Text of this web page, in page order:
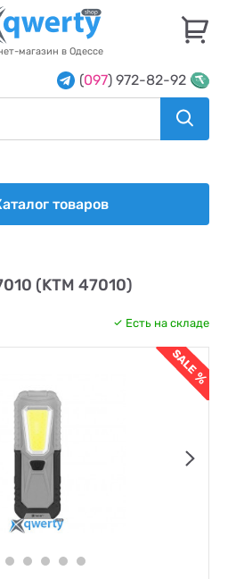
магазин в Одессе
(097) 972-82-92
товаров
(KTM 47010)
Есть на складе